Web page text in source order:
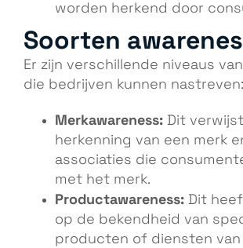
worden herkend door
Soorten
Er zijn verschillende niveaus
die bedrijven kunnen nastreven:
Merkawareness: Dit
herkenning van een merk
associaties die
met het merk.
Productawareness: Dit
op de bekendheid van
producten of diensten van